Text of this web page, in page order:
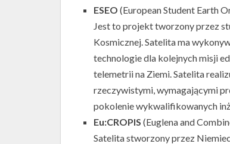
ESEO (European Student Earth
Jest to projekt tworzony przez
Kosmicznej. Satelita ma
technologie dla kolejnych misji
telemetrii na Ziemi. Satelita
rzeczywistymi, wymagającymi
pokolenie wykwalifikowanych
Eu:CROPIS (Euglena and
Satelita stworzony przez